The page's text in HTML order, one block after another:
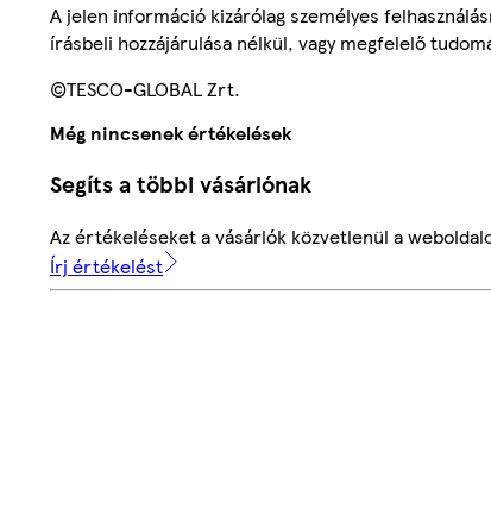
A jelen információ kizárólag személyes
írásbeli hozzájárulása nélkül, vagy megfelelő
©TESCO-GLOBAL Zrt.
Még nincsenek értékelések
Segíts a többi vásárlónak
Az értékeléseket a vásárlók közvetlenül a
Írj értékelést